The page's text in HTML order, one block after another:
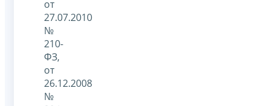
от
27.07.2010
№
210-
ФЗ,
от
26.12.2008
№